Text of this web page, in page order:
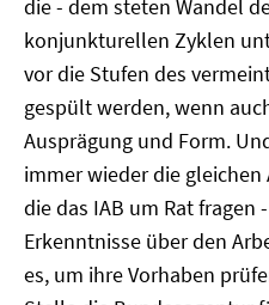
die - dem steten Wandel
konjunkturellen Zyklen
vor die Stufen des
gespült werden, wenn
Ausprägung und Form.
immer wieder die
die das IAB um Rat fragen
Erkenntnisse über den
es, um ihre Vorhaben